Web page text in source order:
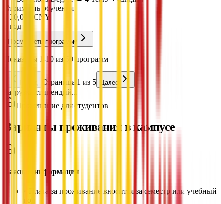
Стоимость обучения
20,000
CNY
в год
Посмотреть программу
Показаны 1-10 из 50 программ
Назад Страница 1 из 5 Далее
Загрузка стипендий...
Проживание для студентов
Варианты проживания в кампусе
Важная информация
Плата за проживание вносится за семестр или учебный